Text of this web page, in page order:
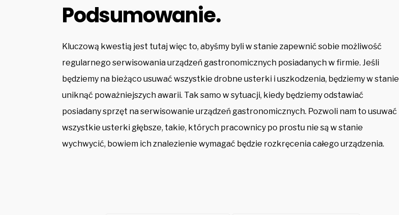
Podsumowanie.
Kluczową kwestią jest tutaj więc to, abyśmy byli w stanie zapewnić sobie możliwość
regularnego serwisowania urządzeń gastronomicznych posiadanych w firmie. Jeśli
będziemy na bieżąco usuwać wszystkie drobne usterki i uszkodzenia, będziemy w stanie
uniknąć poważniejszych awarii. Tak samo w sytuacji, kiedy będziemy odstawiać
posiadany sprzęt na serwisowanie urządzeń gastronomicznych. Pozwoli nam to usuwać
wszystkie usterki głębsze, takie, których pracownicy po prostu nie są w stanie
wychwycić, bowiem ich znalezienie wymagać będzie rozkręcenia całego urządzenia.